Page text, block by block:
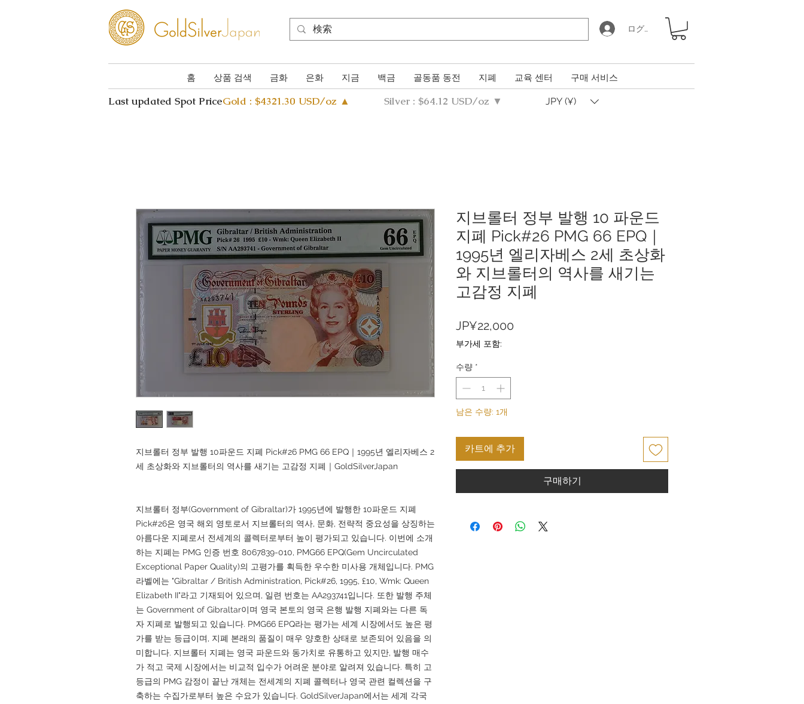
ログイン
홈 상품 검색 금화 은화 지금 백금 골동품 동전 지폐 교육 센터 구매 서비스
Last updated Spot PriceGold : $4321.30 USD/oz ▲ Silver : $64.12 USD/oz ▼ JPY (¥)
지브롤터 정부 발행 10파운드 지폐 Pick#26 PMG 66 EPQ｜1995년 엘리자베스 2
세 초상화와 지브롤터의 역사를 새기는 고감정 지폐｜GoldSilverJapan
지브롤터 정부(Government of Gibraltar)가 1995년에 발행한 10파운드 지폐
Pick#26은 영국 해외 영토로서 지브롤터의 역사, 문화, 전략적 중요성을 상징하는
아름다운 지폐로서 전세계의 콜렉터로부터 높이 평가되고 있습니다. 이번에 소개
하는 지폐는 PMG 인증 번호 8067839-010, PMG66 EPQ(Gem Uncirculated
Exceptional Paper Quality)의 고평가를 획득한 우수한 미사용 개체입니다. PMG
라벨에는 "Gibraltar / British Administration, Pick#26, 1995, £10, Wmk: Queen
Elizabeth II"라고 기재되어 있으며, 일련 번호는 AA293741입니다. 또한 발행 주체
는 Government of Gibraltar이며 영국 본토의 영국 은행 발행 지폐와는 다른 독
자 지폐로 발행되고 있습니다. PMG66 EPQ라는 평가는 세계 시장에서도 높은 평
가를 받는 등급이며, 지폐 본래의 품질이 매우 양호한 상태로 보존되어 있음을 의
미합니다. 지브롤터 지폐는 영국 파운드와 동가치로 유통하고 있지만, 발행 매수
가 적고 국제 시장에서는 비교적 입수가 어려운 분야로 알려져 있습니다. 특히 고
등급의 PMG 감정이 끝난 개체는 전세계의 지폐 콜렉터나 영국 관련 컬렉션을 구
축하는 수집가로부터 높은 수요가 있습니다. GoldSilverJapan에서는 세계 각국
지브롤터 정부 발행 10 파운드
지폐 Pick#26 PMG 66 EPQ｜
1995년 엘리자베스 2세 초상화
와 지브롤터의 역사를 새기는
고감정 지폐
JP¥22,000
부가세 포함:
수량 *
남은 수량: 1개
카트에 추가
구매하기